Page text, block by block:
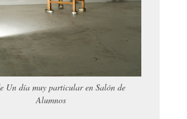
Un día muy particular en Salón de
Alumnos